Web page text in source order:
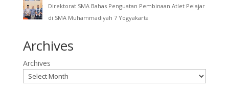
Direktorat SMA Bahas Penguatan Pembinaan Atlet Pelajar
di SMA Muhammadiyah 7 Yogyakarta
Archives
Archives